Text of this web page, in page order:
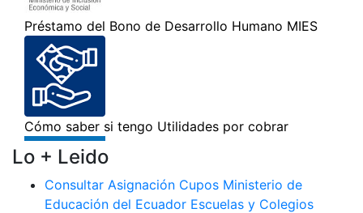
Lo + Leido
Consultar Asignación Cupos Ministerio de
Educación del Ecuador Escuelas y Colegios